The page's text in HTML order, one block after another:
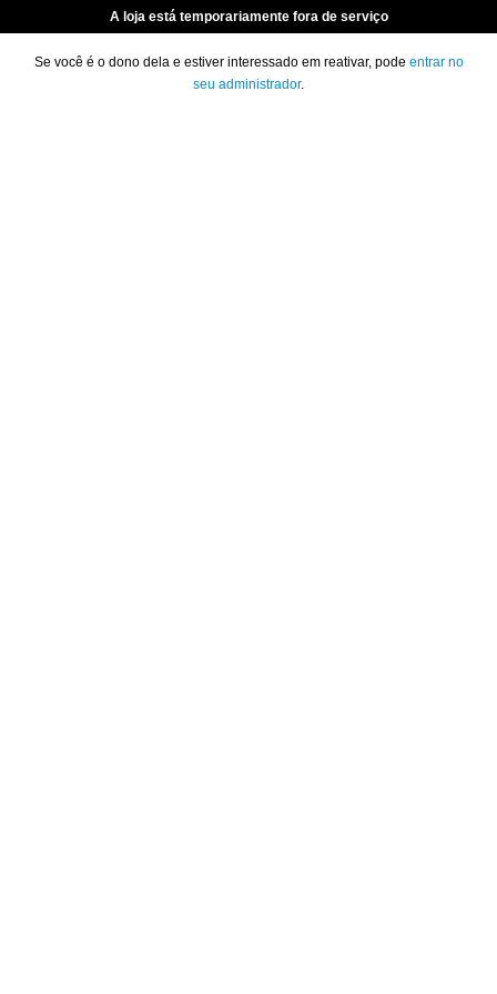
A loja está temporariamente fora de serviço
Se você é o dono dela e estiver interessado em reativar, pode entrar no
seu administrador.